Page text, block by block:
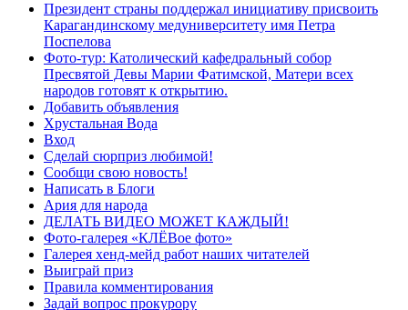
Президент страны поддержал инициативу присвоить
Карагандинскому медуниверситету имя Петра
Поспелова
Фото-тур: Католический кафедральный собор
Пресвятой Девы Марии Фатимской, Матери всех
народов готовят к открытию.
Добавить объявления
Хрустальная Вода
Вход
Сделай сюрприз любимой!
Сообщи свою новость!
Написать в Блоги
Ария для народа
ДЕЛАТЬ ВИДЕО МОЖЕТ КАЖДЫЙ!
Фото-галерея «КЛЁВое фото»
Галерея хенд-мейд работ наших читателей
Выиграй приз
Правила комментирования
Задай вопрос прокурору